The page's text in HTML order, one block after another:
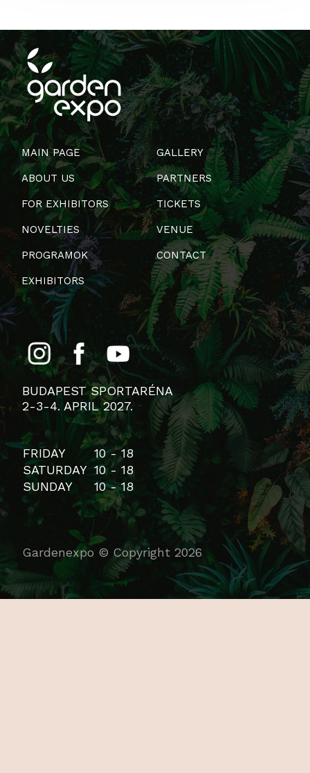
MAIN PAGE
ABOUT US
FOR EXHIBITORS
NOVELTIES
PROGRAMOK
EXHIBITORS
GALLERY
PARTNERS
TICKETS
VENUE
CONTACT
BUDAPEST SPORTARÉNA
2-3-4. APRIL 2027.
FRIDAY
10 - 18
SATURDAY 10 - 18
SUNDAY
10 - 18
Gardenexpo © Copyright 2026